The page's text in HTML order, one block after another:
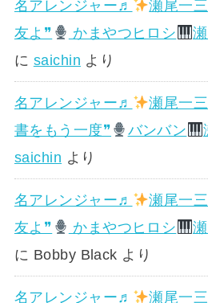
名アレンジャー♬ 瀬尾一
友よ❞
かまやつヒロシ
に saichin より
名アレンジャー♬ 瀬尾一
書をもう一度❞
バンバン
saichin より
名アレンジャー♬ 瀬尾一
友よ❞
かまやつヒロシ
に Bobby Black より
名アレンジャー♬ 瀬尾一